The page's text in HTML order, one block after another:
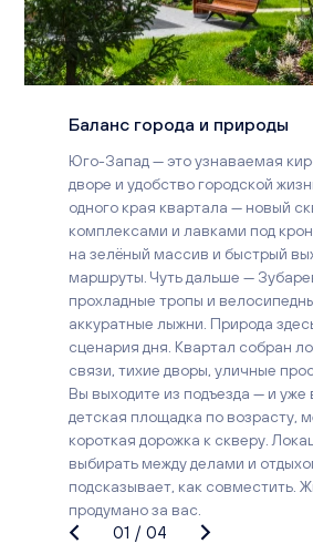
Баланс города и природы
Юго-Запад — это узнаваемая
дворе и удобство городской
одного края квартала — новый
комплексами и лавками под
на зелёный массив и быстрый
маршруты. Чуть дальше —
прохладные тропы и
аккуратные лыжни. Природа
сценария дня. Квартал собран
связи, тихие дворы, уличные
Вы выходите из подъезда — и
детская площадка по возрасту,
короткая дорожка к скверу.
выбирать между делами и
подсказывает, как совместить.
продумано за вас.
01 / 04